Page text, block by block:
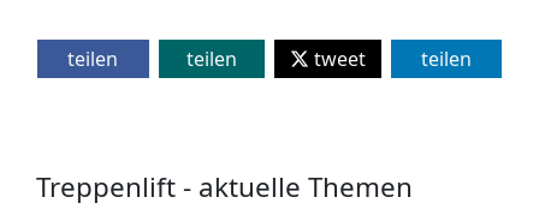
teilen teilen tweet teilen
Treppenlift - aktuelle Themen